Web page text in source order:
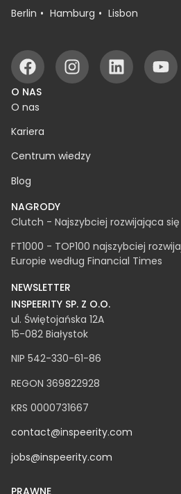
Berlin Hamburg Lisbon
O NAS
O nas
Kariera
Centrum wiedzy
Blog
NAGRODY
Clutch - Najszybciej rozwijająca
FT1000 - TOP100 najszybciej
Europie według Financial Times
NEWSLETTER
INSPEERITY SP. Z O.O.
ul. Świętojańska 12A
15-082 Białystok
NIP 542-330-61-86
REGON 369822928
KRS 0000731667
contact@inspeerity.com
jobs@inspeerity.com